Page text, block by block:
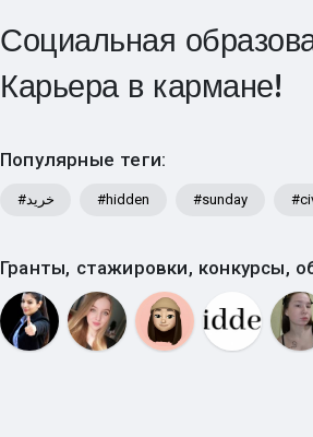
Социальная
Карьера в кармане!
Популярные теги:
#خرید #hidden #sunday
Гранты, стажировки, конкурсы,